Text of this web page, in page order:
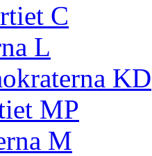
C
L
KD
MP
M